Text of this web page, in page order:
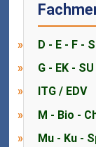
D - E - F -
G - EK -
ITG / EDV
M - Bio -
Mu - Ku -